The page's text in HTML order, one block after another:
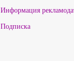
Информация
Подписка